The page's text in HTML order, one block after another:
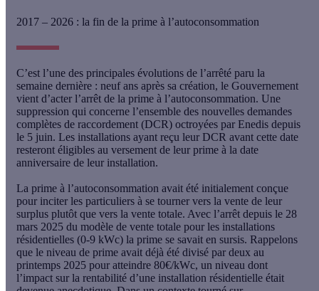
2017 – 2026 : la fin de la prime à l’autoconsommation
C’est l’une des principales évolutions de l’arrêté paru la
semaine dernière : neuf ans après sa création, le Gouvernement
vient d’acter l’arrêt de la prime à l’autoconsommation. Une
suppression qui concerne l’ensemble des nouvelles demandes
complètes de raccordement (DCR) octroyées par Enedis depuis
le 5 juin. Les installations ayant reçu leur DCR avant cette date
resteront éligibles au versement de leur prime à la date
anniversaire de leur installation.
La prime à l’autoconsommation avait été initialement conçue
pour inciter les particuliers à se tourner vers la vente de leur
surplus plutôt que vers la vente totale. Avec l’arrêt depuis le 28
mars 2025 du modèle de vente totale pour les installations
résidentielles (0-9 kWc) la prime se savait en sursis. Rappelons
que le niveau de prime avait déjà été divisé par deux au
printemps 2025 pour atteindre 80€/kWc, un niveau dont
l’impact sur la rentabilité d’une installation résidentielle était